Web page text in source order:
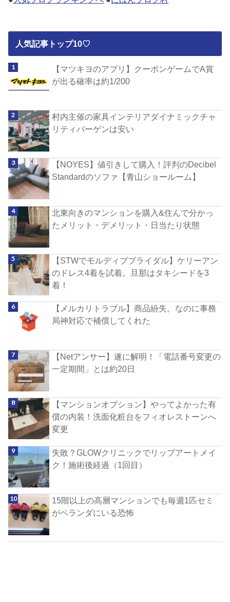
人気記事トップ10♡
【マツキヨのアプリ】クーポンゲームでA賞
が出る確率は約1/200
村内主催の家具インテリアダイナミックチャ
リティバーゲンは安い
【NOYES】値引きして購入！評判のDecibel
Standardのソファ【青山ショールーム】
北東向きのマンションを購入&住んで分かっ
たメリット・デメリット・日当たり状態
【STWでモルディブブライダル】ケリーアン
のドレス4着を試着。旦那はタキシードを3
着！
【メルカリトラブル】商品紛失。なのに事務
局神対応で補償してくれた
【Netアンサー】遂に解明！「電話番号変更の
一定期間」とは約20日
【マンションオプション】やってよかった有
償の内装！洗面化粧台をフィオレストーンへ
変更
失敗？GLOWクリニックでリップアートメイ
ク！施術後経過（1回目）
15階以上の高層マンションでも毎週1匹セミ
がベランダにいる恐怖